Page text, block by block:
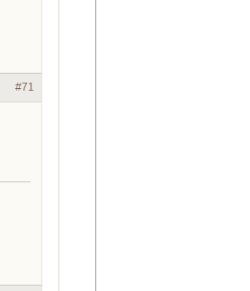
#71